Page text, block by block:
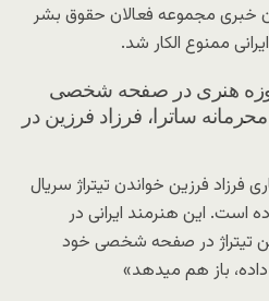
خبری مجموعه فعالان حقوق بشر
ممنوع الکار شد.
حوزه هنری در صفحه شخصی
ساترا، فرزاد فرزین در
فرزاد فرزین خواندن تیتراژ سریال
است. این هنرمند ایرانی در
تیتراژ در صفحه شخصی خود
باز هم میدهد»